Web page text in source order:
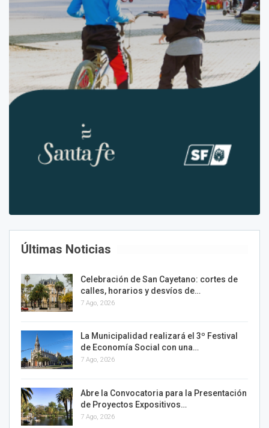
Últimas Noticias
Celebración de San Cayetano: cortes de
calles, horarios y desvíos de…
7 Ago, 2026
La Municipalidad realizará el 3º Festival
de Economía Social con una…
7 Ago, 2026
Abre la Convocatoria para la Presentación
de Proyectos Expositivos…
7 Ago, 2026